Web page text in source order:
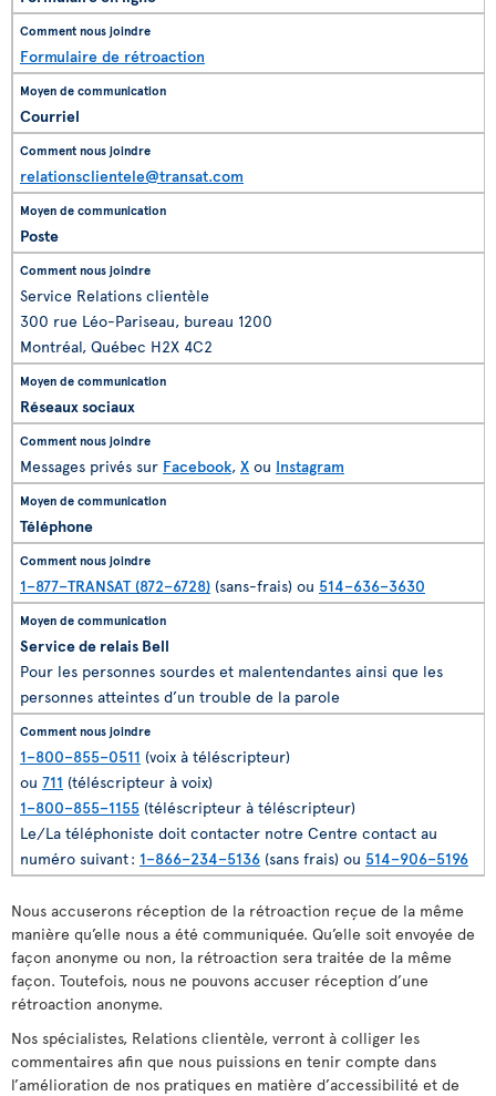
Formulaire de rétroaction
Courriel
relationsclientele@transat.com
Poste
Service Relations clientèle
300 rue Léo-Pariseau, bureau 1200
Montréal, Québec H2X 4C2
Réseaux sociaux
Messages privés sur Facebook, X ou Instagram
Téléphone
1–877–TRANSAT (872–6728) (sans-frais) ou 514–636–3630
Service de relais Bell
Pour les personnes sourdes et malentendantes ainsi que les
personnes atteintes d’un trouble de la parole
1–800–855–0511 (voix à téléscripteur)
ou 711 (téléscripteur à voix)
1–800–855–1155 (téléscripteur à téléscripteur)
Le/La téléphoniste doit contacter notre Centre contact au
numéro suivant : 1–866–234–5136 (sans frais) ou 514–906–5196
Nous accuserons réception de la rétroaction reçue de la même
manière qu’elle nous a été communiquée. Qu’elle soit envoyée de
façon anonyme ou non, la rétroaction sera traitée de la même
façon. Toutefois, nous ne pouvons accuser réception d’une
rétroaction anonyme.
Nos spécialistes, Relations clientèle, verront à colliger les
commentaires afin que nous puissions en tenir compte dans
l’amélioration de nos pratiques en matière d’accessibilité et de